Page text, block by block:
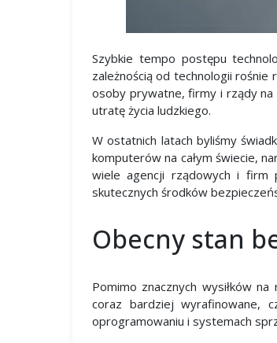
Szybkie tempo postępu
zależnością od technologii
osoby prywatne, firmy i rządy na
utratę życia ludzkiego.
W ostatnich latach byliśmy
komputerów na całym świecie,
wiele agencji rządowych i firm
skutecznych środków
Obecny stan
Pomimo znacznych wysiłków
coraz bardziej wyrafinowane,
oprogramowaniu i systemach